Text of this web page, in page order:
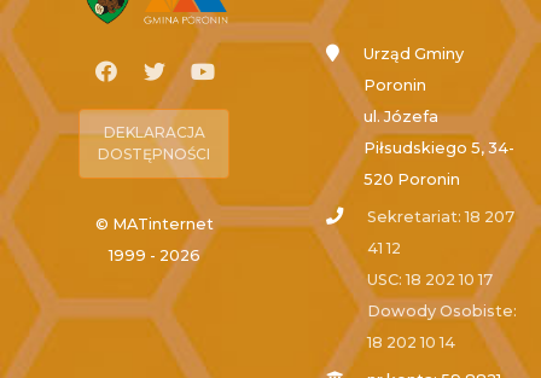
DEKLARACJA
DOSTĘPNOŚCI
© MATinternet
1999 - 2026
Urząd Gminy
Poronin
ul. Józefa
Piłsudskiego 5, 34-
520 Poronin
Sekretariat: 18 207
41 12
USC: 18 202 10 17
Dowody Osobiste:
18 202 10 14